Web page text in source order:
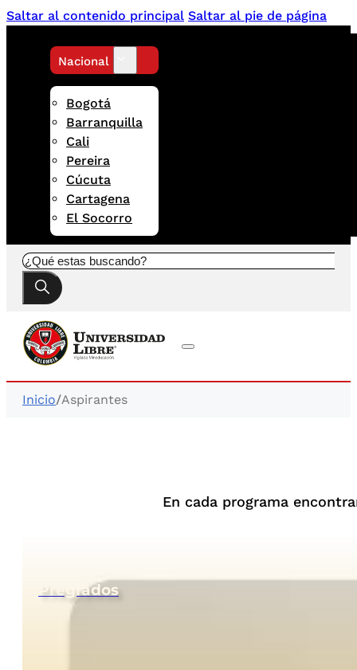
Saltar al contenido principal Saltar al pie de página
Nacional
Bogotá
Barranquilla
Cali
Pereira
Cúcuta
Cartagena
El Socorro
Buscar
Inicio/Aspirantes
En cada programa
Pregrados